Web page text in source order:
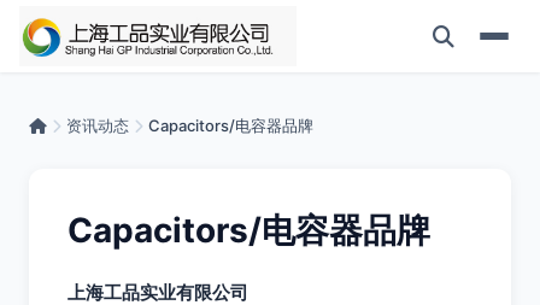
资讯动态 Capacitors/电容器品牌
Capacitors/电容器品牌
上海工品实业有限公司